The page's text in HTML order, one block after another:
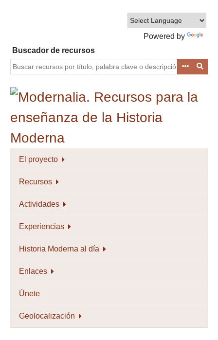
Powered by
Buscador de recursos
El proyecto
Recursos
Actividades
Experiencias
Historia Moderna al día
Enlaces
Únete
Geolocalización